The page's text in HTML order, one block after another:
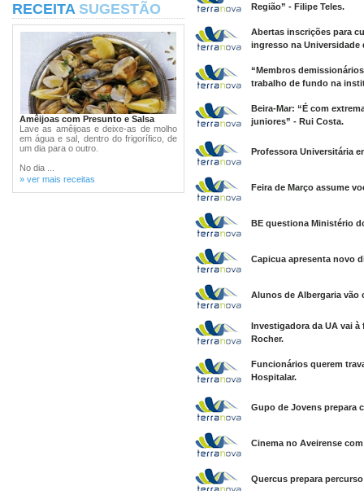
RECEITA SUGESTÃO
Amêijoas com Presunto e Salsa
Lave as amêijoas e deixe-as de molho
em água e sal, dentro do frigorífico, de
um dia para o outro.
No dia ...
» ver mais receitas
Região” - Filipe Teles.
Abertas inscrições para
ingresso na Universidade
“Membros
trabalho de fundo na
Beira-Mar: “É com
juniores” - Rui Costa.
Professora Universitária
Feira de Março assume
BE questiona Ministério
Capicua apresenta novo
Alunos de Albergaria vão
Investigadora da UA vai à
Rocher.
Funcionários querem
Hospitalar.
Gupo de Jovens prepara
Cinema no Aveirense
Quercus prepara